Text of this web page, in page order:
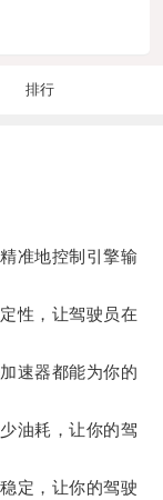
排行
准地控制引擎输
性，让驾驶员在
速器都能为你的
油耗，让你的驾
定，让你的驾驶